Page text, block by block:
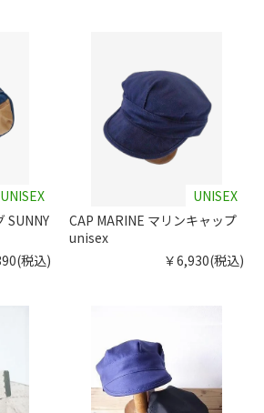
UNISEX
SUNNY
税込)
UNISEX
CAP MARINE マリンキャップ
unisex
￥6,930(税込)